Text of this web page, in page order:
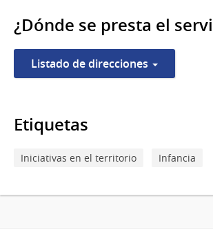
¿Dónde se presta el
Listado de direcciones
Etiquetas
Iniciativas en el territorio Infancia